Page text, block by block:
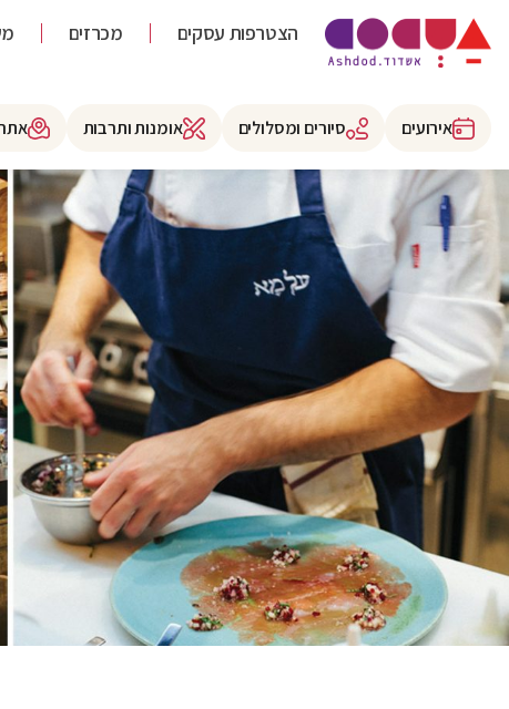
הצטרפות עסקים מכרזים
אירועים סיורים ומסלולים אומנות ותרבות